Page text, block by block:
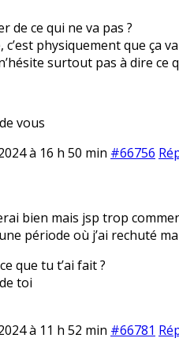
de ce qui ne va pas ?
c’est physiquement que ça
surtout pas à dire ce
vous
à 16 h 50 min #66756
bien mais jsp trop
période où j’ai rechuté
que tu t’ai fait ?
toi
à 11 h 52 min #66781